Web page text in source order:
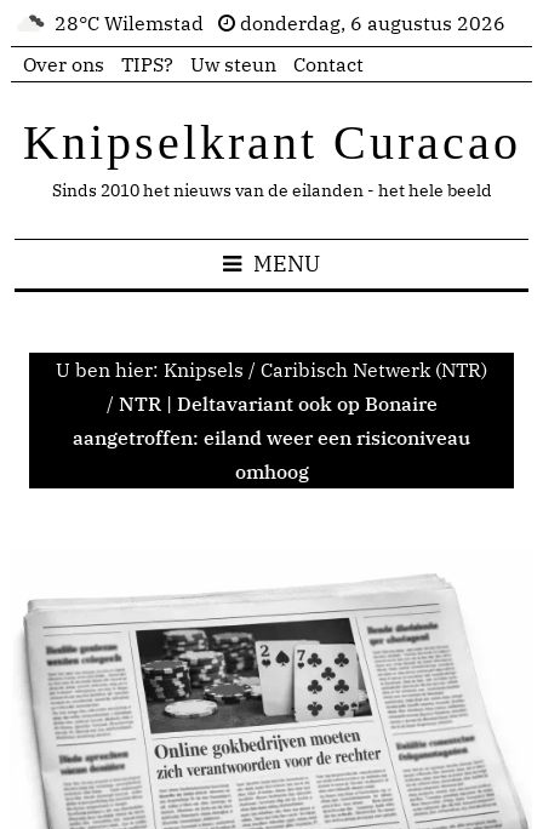
28°C Wilemstad
donderdag, 6 augustus 2026
Over ons
TIPS? Uw steun Contact
Knipselkrant Curacao
Sinds 2010 het nieuws van de eilanden - het hele beeld
MENU
U ben hier: Knipsels / Caribisch Netwerk (NTR)
/ NTR | Deltavariant ook op Bonaire
aangetroffen: eiland weer een risiconiveau
omhoog